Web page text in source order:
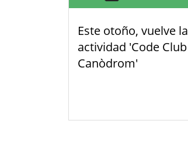
Este otoño, vuelve la
actividad 'Code Club
Canòdrom'